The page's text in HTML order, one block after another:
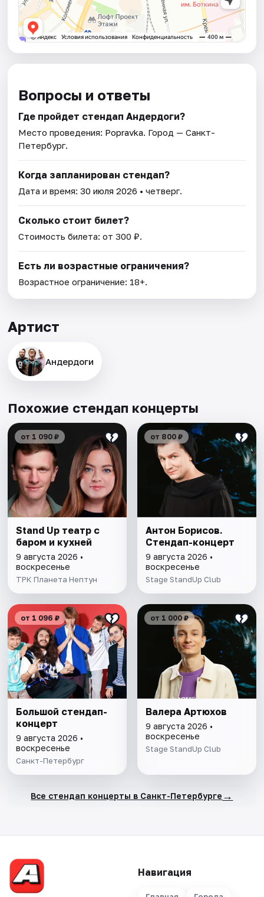
Вопросы и ответы
Где пройдет стендап Андердоги?
Место проведения: Popravka. Город — Санкт-
Петербург.
Когда запланирован стендап?
Дата и время:30 июля 2026 • четверг.
Сколько стоит билет?
Стоимость билета: от 300 ₽.
Есть ли возрастные ограничения?
Возрастное ограничение: 18+.
Артист
Андердоги
Похожие стендап концерты
от 1 090 ₽
Stand Up театр с
баром и кухней
9 августа 2026 •
воскресенье
ТРК Планета Нептун
от 800 ₽
Антон Борисов.
Стендап-концерт
9 августа 2026 •
воскресенье
Stage StandUp Club
от 1 096 ₽
Большой стендап-
концерт
9 августа 2026 •
воскресенье
Санкт-Петербург
от 1 000 ₽
Валера Артюхов
9 августа 2026 •
воскресенье
Stage StandUp Club
Все стендап концерты в Санкт-Петербурге →
Навигация